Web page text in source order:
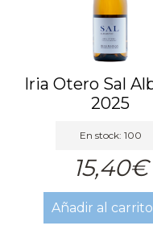
Iria Otero Sal
2025
En stock: 100
15,40€
Añadir al carrito